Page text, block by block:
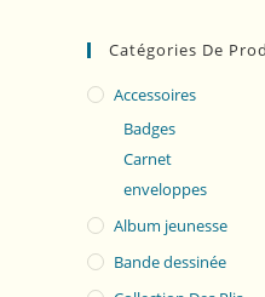
Catégories De
Accessoires
Badges
Carnet
enveloppes
Album jeunesse
Bande dessinée